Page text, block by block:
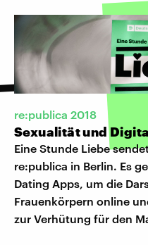
re:publica 2018
Sexualität und
Eine Stunde Liebe
re:publica in Berlin. Es
Dating Apps, um die
Frauenkörpern online
zur Verhütung für den